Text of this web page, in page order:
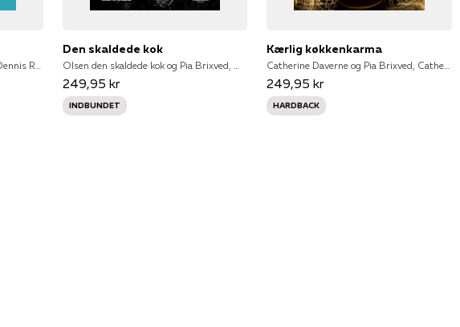
Dennis Raahave og Pia Brixved, Dennis Raahave, Pia Brixved
Den skaldede kok
Olsen den skaldede kok og Pia Brixved, Olsen den skaldede kok & Pia Brixved, Pia Brixved
249,95 kr
INDBUNDET
Kærlig køkkenkarma
Catherine Daverne og Pia Brixved, Catherine Daverne, Pia Brixved
249,95 kr
HARDBACK